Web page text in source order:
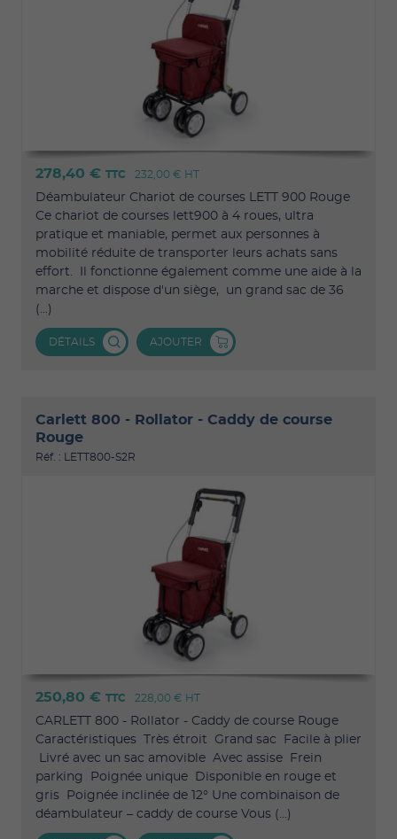
278,40 € TTC 232,00 € HT
Déambulateur Chariot de courses LETT 900 Rouge
Ce chariot de courses lett900 à 4 roues, ultra
pratique et maniable, permet aux personnes à
mobilité réduite de transporter leurs achats sans
effort. Il fonctionne également comme une aide à la
marche et dispose d'un siège, un grand sac de 36
(...)
DÉTAILS AJOUTER
Carlett 800 - Rollator - Caddy de course
Rouge
Réf. : LETT800-S2R
250,80 € TTC 228,00 € HT
CARLETT 800 - Rollator - Caddy de course Rouge
Caractéristiques Très étroit Grand sac Facile à plier
Livré avec un sac amovible Avec assise Frein
parking Poignée unique Disponible en rouge et
gris Poignée inclinée de 12° Une combinaison de
déambulateur – caddy de course Vous (...)